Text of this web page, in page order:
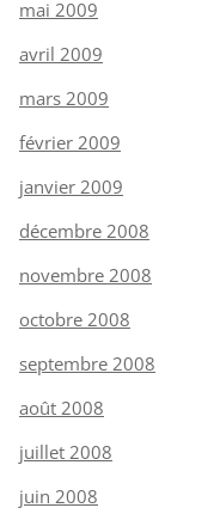
mai 2009
avril 2009
mars 2009
février 2009
janvier 2009
décembre 2008
novembre 2008
octobre 2008
septembre 2008
août 2008
juillet 2008
juin 2008